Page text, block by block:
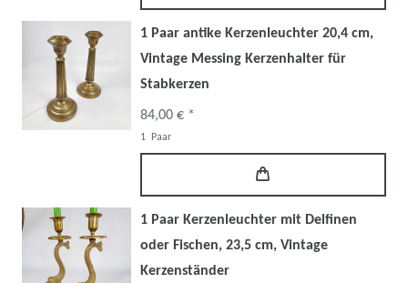
1 Paar antike Kerzenleuchter 20,4 cm,
Vintage Messing Kerzenhalter für
Stabkerzen
84,00 € *
1 Paar
1 Paar Kerzenleuchter mit Delfinen
oder Fischen, 23,5 cm, Vintage
Kerzenständer